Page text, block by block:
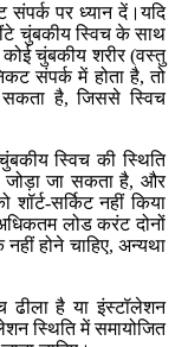
पर ध्यान दें।यदि
चुंबकीय स्विच के साथ
चुंबकीय शरीर (वस्तु
संपर्क में होता है, तो
है, जिससे स्विच
स्विच की स्थिति
जोड़ा जा सकता है, और
सर्किट नहीं किया
लोड करंट दोनों
होने चाहिए, अन्यथा
ढीला है या इंस्टॉलेशन
स्थिति में समायोजित